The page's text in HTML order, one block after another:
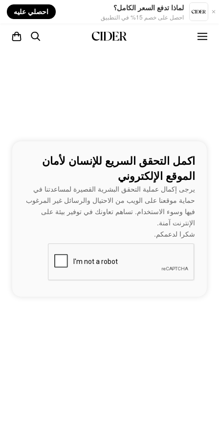
لماذا تدفع السعر الكامل؟
احصل على خصم 15% في التطبيق
احصلي عليه
اكمل التحقق السريع للإنسان لأمان
الموقع الإلكتروني
يرجى إكمال عملية التحقق البشرية القصيرة لمساعدتنا في
حماية موقعنا على الويب من الاحتيال والرسائل غير المرغوب
فيها وسوء الاستخدام. تساهم تعاونك في توفير بيئة على
الإنترنت آمنة.
شكرا لدعمكم.